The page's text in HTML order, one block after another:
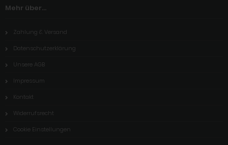
Mehr über...
Zahlung & Versand
Datenschutzerklärung
Unsere AGB
Impressum
Kontakt
Widerrufsrecht
Cookie Einstellungen